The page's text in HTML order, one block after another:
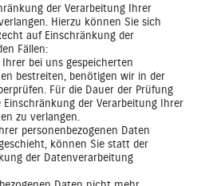
der Verarbeitung Ihrer
Hierzu können Sie sich
auf Einschränkung der
Fällen:
bei uns gespeicherten
bestreiten, benötigen wir in der
Für die Dauer der Prüfung
Einschränkung der Verarbeitung Ihrer
zu verlangen.
personenbezogenen Daten
können Sie statt der
der Datenverarbeitung